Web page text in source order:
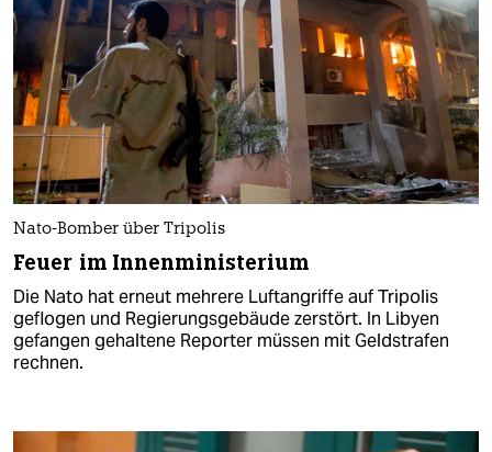
Nato-Bomber über Tripolis
Feuer im Innenministerium
Die Nato hat erneut mehrere Luftangriffe auf Tripolis
geflogen und Regierungsgebäude zerstört. In Libyen
gefangen gehaltene Reporter müssen mit Geldstrafen
rechnen.